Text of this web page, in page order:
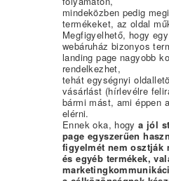
mindeközben pedig
termékeket, az oldal
Megfigyelhető, hogy
webáruház bizonyos
landing page nagyobb
rendelkezhet,
tehát egységnyi
vásárlást (hírlevélre
bármi mást, ami éppen
elérni.
Ennek oka, hogya jól
page egyszerűen
figyelmét nem osztják
és egyéb termékek,